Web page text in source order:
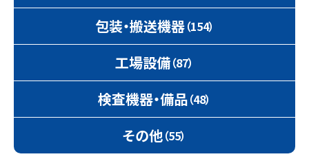
包装・搬送機器（154）
工場設備（87）
検査機器・備品（48）
その他（55）